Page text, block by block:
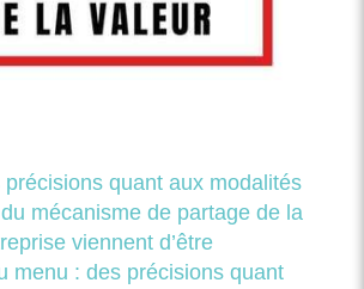
quant aux modalités
mécanisme de partage de la
viennent d’être
menu : des précisions quant